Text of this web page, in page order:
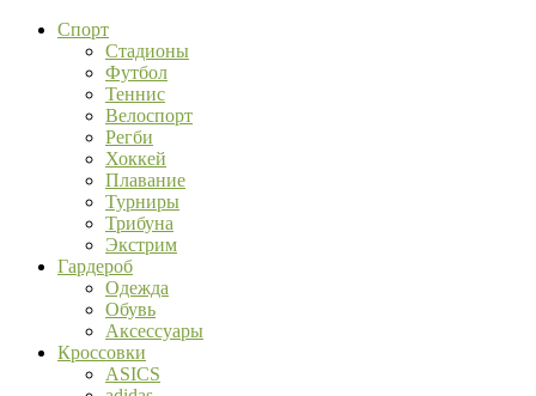
Спорт
Стадионы
Футбол
Теннис
Велоспорт
Регби
Хоккей
Плавание
Турниры
Трибуна
Экстрим
Гардероб
Одежда
Обувь
Аксессуары
Кроссовки
ASICS